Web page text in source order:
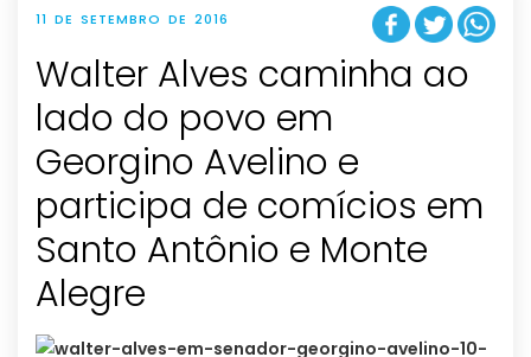
11 DE SETEMBRO DE 2016
Walter Alves caminha ao
lado do povo em
Georgino Avelino e
participa de comícios em
Santo Antônio e Monte
Alegre